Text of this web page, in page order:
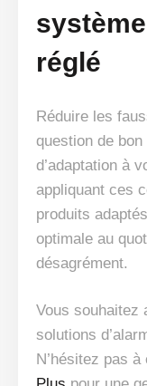
réglé
Réduire les
question de bon
d’adaptation à
appliquant ces
produits
optimale au
désagrément.
Vous souhaitez
solutions
N’hésitez pas